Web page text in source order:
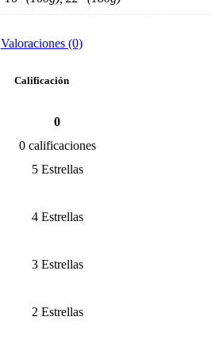
Valoraciones (0)
Calificación
0
0 calificaciones
5 Estrellas
4 Estrellas
3 Estrellas
2 Estrellas